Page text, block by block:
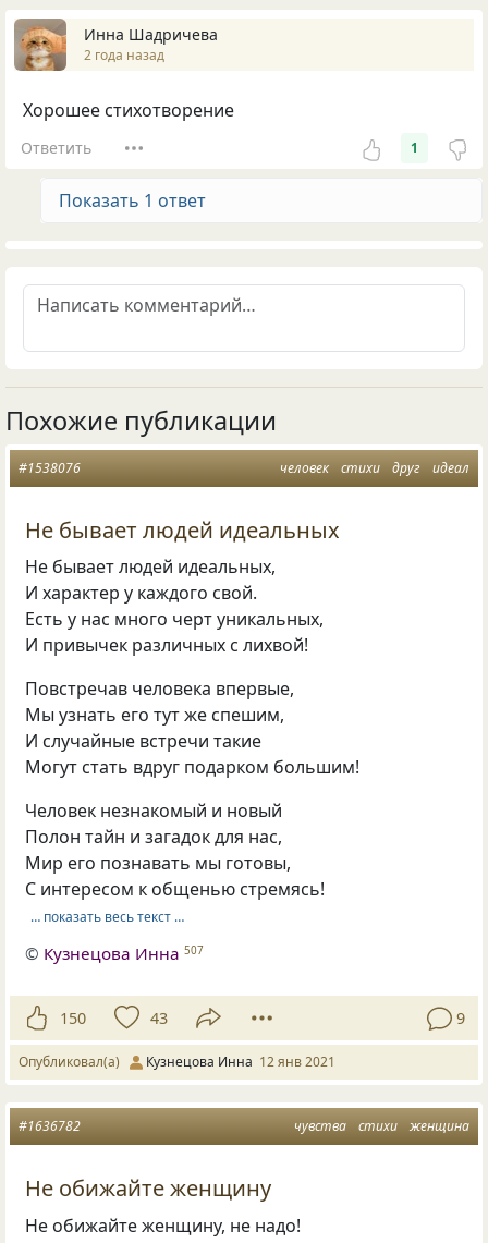
Инна Шадричева
2 года назад
Хорошее стихотворение
Ответить 1
Показать 1 ответ
Похожие публикации
человек стихи друг идеал
#1538076
Не бывает людей идеальных
Не бывает людей идеальных,
И характер у каждого свой.
Есть у нас много черт уникальных,
И привычек различных с лихвой!
Повстречав человека впервые,
Мы узнать его тут же спешим,
И случайные встречи такие
Могут стать вдруг подарком большим!
Человек незнакомый и новый
Полон тайн и загадок для нас,
Мир его познавать мы готовы,
С интересом к общенью стремясь!
… показать весь текст …
© Кузнецова Инна 507
150 43 9
Опубликовал(а) Кузнецова Инна 12 янв 2021
чувства стихи женщина
#1636782
Не обижайте женщину
Не обижайте женщину, не надо!